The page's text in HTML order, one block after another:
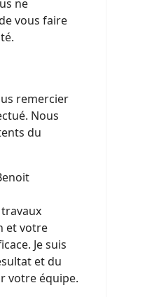
ne
vous faire
remercier
Nous
du
et votre
Je suis
et du
votre équipe.